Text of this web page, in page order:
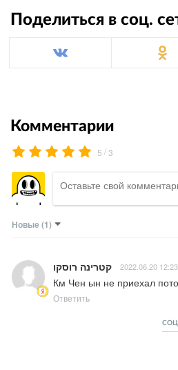
Поделиться в соц.
Комментарии
5 /3
Новые (1)
קטרינה רוסקו 2022.06.20 12:23
Км Чен ын не приехал
Ответить